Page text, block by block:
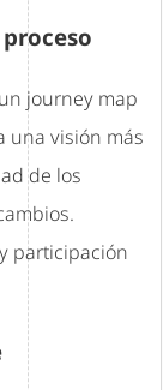
journey map
una visión más
de los
participación